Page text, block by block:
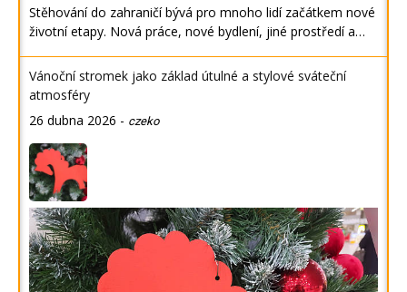
Stěhování do zahraničí bývá pro mnoho lidí začátkem nové
životní etapy. Nová práce, nové bydlení, jiné prostředí a…
Vánoční stromek jako základ útulné a stylové sváteční
atmosféry
26 dubna 2026 - czeko